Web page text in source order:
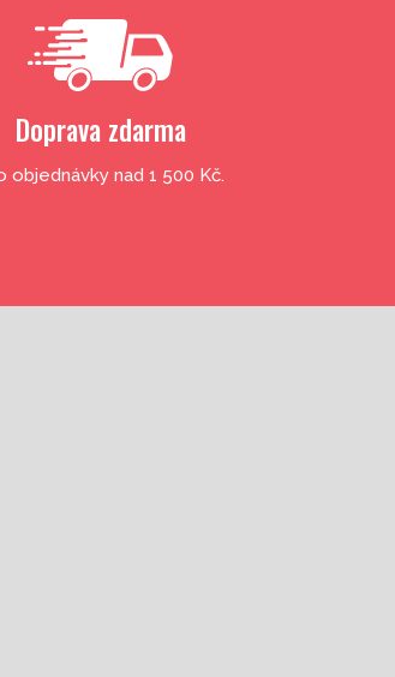
Doprava zdarma
objednávky nad 1 500 Kč.